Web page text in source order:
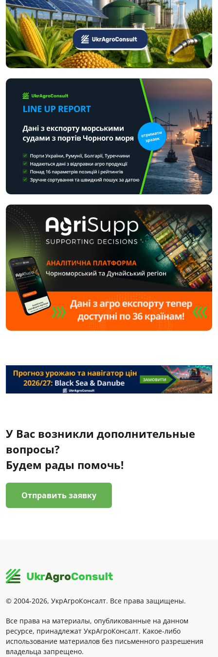
У Вас возникли дополнительные
вопросы?
Будем рады помочь!
Отправить заявку
© 2004-2026, УкрАгроКонсалт. Все права защищены.
Все права на материалы, опубликованные на данном
ресурсе, принадлежат УкрАгроКонсалт. Какое-либо
использование материалов без письменного разрешения
владельца запрещено.